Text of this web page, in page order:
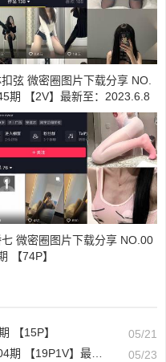
弦 微密圈图片下载分享 NO.
期 【2V】最新至：2023.6.8
微密圈图片下载分享 NO.00
【74P】
【15P】
05/21
】最新至：2024.3.22
05/23